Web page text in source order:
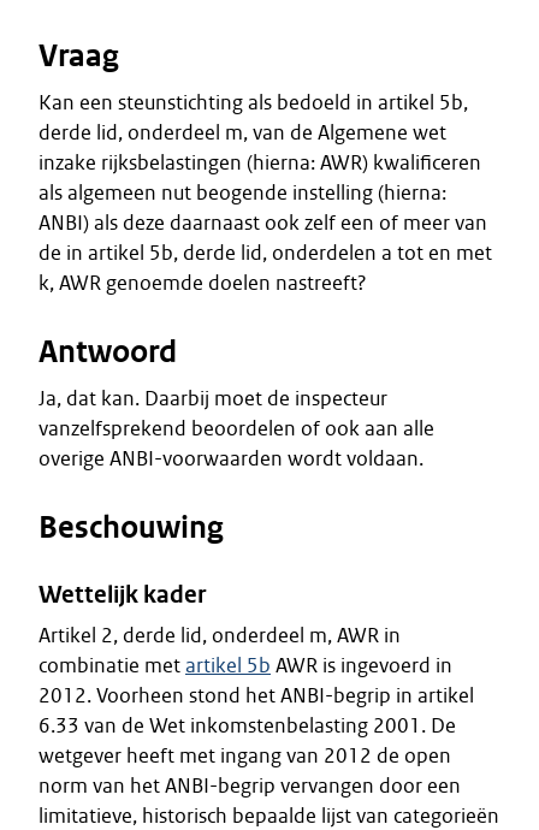
Vraag
Kan een steunstichting als bedoeld in artikel 5b,
derde lid, onderdeel m, van de Algemene wet
inzake rijksbelastingen (hierna: AWR) kwalificeren
als algemeen nut beogende instelling (hierna:
ANBI) als deze daarnaast ook zelf een of meer van
de in artikel 5b, derde lid, onderdelen a tot en met
k, AWR genoemde doelen nastreeft?
Antwoord
Ja, dat kan. Daarbij moet de inspecteur
vanzelfsprekend beoordelen of ook aan alle
overige ANBI-voorwaarden wordt voldaan.
Beschouwing
Wettelijk kader
Artikel 2, derde lid, onderdeel m, AWR in
combinatie metartikel 5b AWR is ingevoerd in
2012. Voorheen stond het ANBI-begrip in artikel
6.33 van de Wet inkomstenbelasting 2001. De
wetgever heeft met ingang van 2012 de open
norm van het ANBI-begrip vervangen door een
limitatieve, historisch bepaalde lijst van categorieën